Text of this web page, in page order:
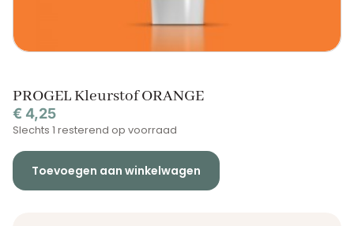
PROGEL Kleurstof ORANGE
€ 4,25
Slechts 1 resterend op voorraad
Toevoegen aan winkelwagen